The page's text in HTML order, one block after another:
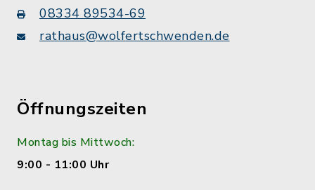
08334 89534-69
rathaus@wolfertschwenden.de
Öffnungszeiten
Montag bis Mittwoch:
9:00 - 11:00 Uhr